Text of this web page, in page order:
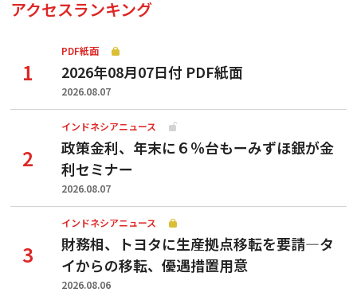
アクセスランキング
PDF紙面
2026年08月07日付 PDF紙面
2026.08.07
インドネシアニュース
政策金利、年末に６％台もーみずほ銀が金
利セミナー
2026.08.07
インドネシアニュース
財務相、トヨタに生産拠点移転を要請—タ
イからの移転、優遇措置用意
2026.08.06